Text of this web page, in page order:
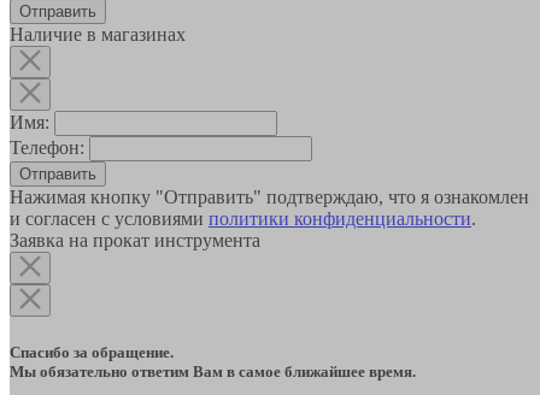
Наличие в магазинах
Имя:
Телефон:
Отправить
Нажимая кнопку "Отправить" подтверждаю, что я ознакомлен
и согласен с условиями политики конфиденциальности.
Заявка на прокат инструмента
Спасибо за обращение.
Мы обязательно ответим Вам в самое ближайшее время.